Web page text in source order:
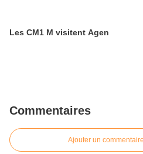
Les CM1 M visitent Agen
Commentaires
Ajouter un commentaire